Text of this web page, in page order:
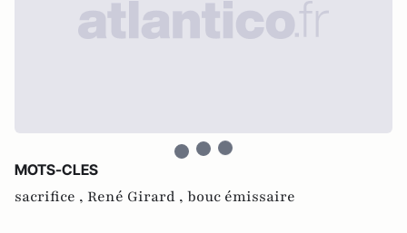
MOTS-CLES
sacrifice , René Girard , bouc émissaire